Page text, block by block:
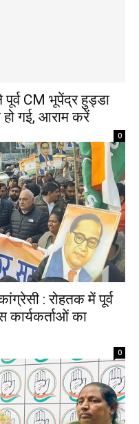
CM भूपेंद्र हुड्डा
गई, आराम करें
0
: रोहतक में पूर्व
कार्यकर्ताओं का
0